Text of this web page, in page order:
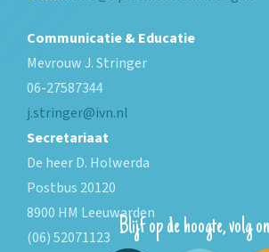
Blijf op de hoogte, volg
Communicatie & Educatie
Mevrouw J. Stringer
06-27587344
j.stringer@ivn.nl
Secretariaat
De heer D. Holwerda
Postbus 20120
8900 HM Leeuwarden
(06) 52071123